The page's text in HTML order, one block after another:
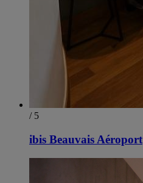
/ 5
ibis Beauvais Aéroport